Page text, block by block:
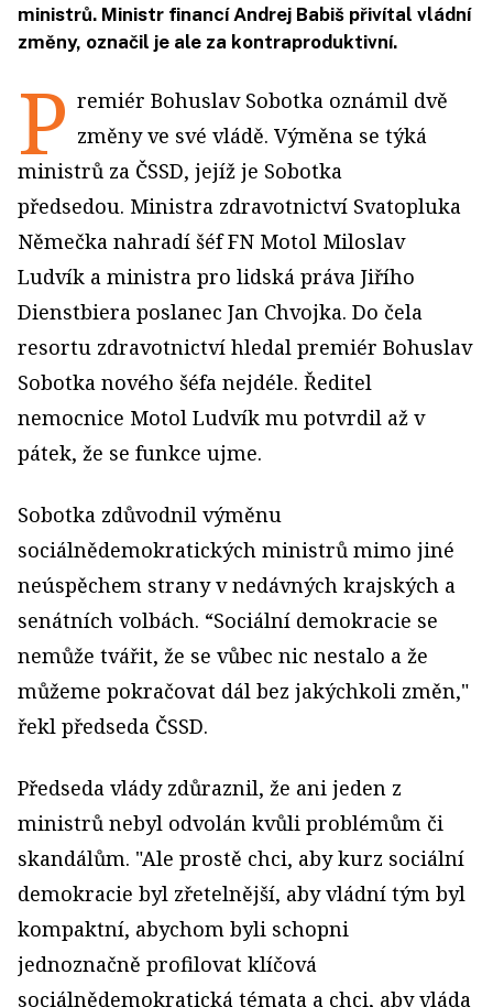
ministrů. Ministr financí Andrej Babiš přivítal vládní
změny, označil je ale za kontraproduktivní.
P remiér Bohuslav Sobotka oznámil dvě
změny ve své vládě. Výměna se týká
ministrů za ČSSD, jejíž je Sobotka
předsedou. Ministra zdravotnictví Svatopluka
Němečka nahradí šéf FN Motol Miloslav
Ludvík a ministra pro lidská práva Jiřího
Dienstbiera poslanec Jan Chvojka. Do čela
resortu zdravotnictví hledal premiér Bohuslav
Sobotka nového šéfa nejdéle. Ředitel
nemocnice Motol Ludvík mu potvrdil až v
pátek, že se funkce ujme.
Sobotka zdůvodnil výměnu
sociálnědemokratických ministrů mimo jiné
neúspěchem strany v nedávných krajských a
senátních volbách. “Sociální demokracie se
nemůže tvářit, že se vůbec nic nestalo a že
můžeme pokračovat dál bez jakýchkoli změn,"
řekl předseda ČSSD.
Předseda vlády zdůraznil, že ani jeden z
ministrů nebyl odvolán kvůli problémům či
skandálům. "Ale prostě chci, aby kurz sociální
demokracie byl zřetelnější, aby vládní tým byl
kompaktní, abychom byli schopni
jednoznačně profilovat klíčová
sociálnědemokratická témata a chci, aby vláda